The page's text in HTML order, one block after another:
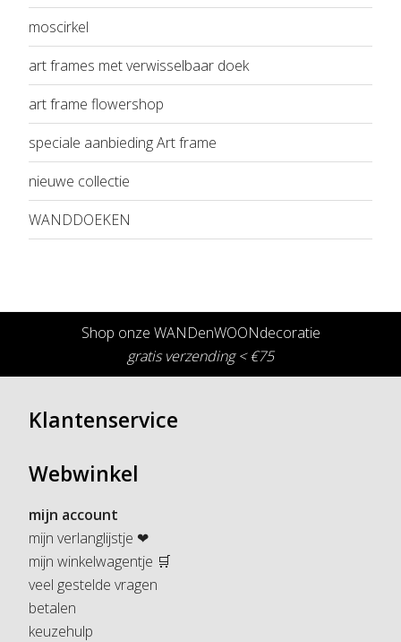
moscirkel
art frames met verwisselbaar doek
art frame flowershop
speciale aanbieding Art frame
nieuwe collectie
WANDDOEKEN
Shop onze WANDenWOONdecoratie
gratis verzending < €75
Klantenservice
Webwinkel
mijn account
mijn verlanglijstje ❤
mijn winkelwagentje 🛒
veel gestelde vragen
betalen
keuzehulp